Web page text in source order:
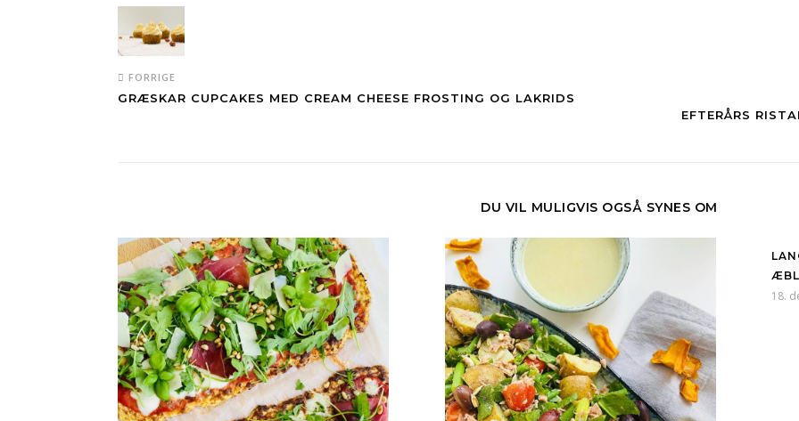
FORRIGE
GRÆSKAR CUPCAKES MED CREAM CHEESE FROSTING OG LAKRIDS
EFTERÅRS
DU VIL MULIGVIS OGSÅ SYNES OM
18.